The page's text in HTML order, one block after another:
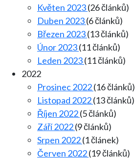
Květen 2023(26 článků)
Duben 2023(6 článků)
Březen 2023(13 článků)
Únor 2023(11 článků)
Leden 2023(11 článků)
2022
Prosinec 2022(16 článků)
Listopad 2022(13 článků)
Říjen 2022(5 článků)
Září 2022(9 článků)
Srpen 2022(1 článek)
Červen 2022(19 článků)